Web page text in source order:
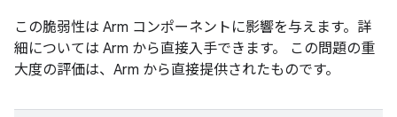
この脆弱性は Arm コンポーネントに影響を与えます。詳
細については Arm から直接入手できます。 この問題の重
大度の評価は、Arm から直接提供されたものです。